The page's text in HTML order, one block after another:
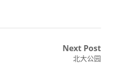
Next Post
Next
北大公园